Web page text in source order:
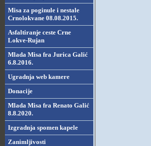
Misa za poginule i nestale
Crnolokvane 08.08.2015.
Asfaltiranje ceste Crne
Lokve-Rujan
Mlada Misa fra Jurica Galić
6.8.2016.
Ugradnja web kamere
Donacije
Mlada Misa fra Renato Galić
8.8.2020.
Izgradnja spomen kapele
Zanimljivosti